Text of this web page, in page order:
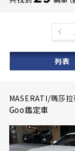
列表
MASERATI/瑪莎拉
Goo鑑定車